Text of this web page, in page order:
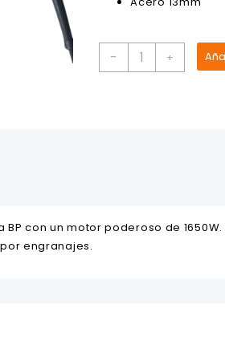
-
Rotomartillo
13MM-
+
con un motor poderoso de
engranajes.